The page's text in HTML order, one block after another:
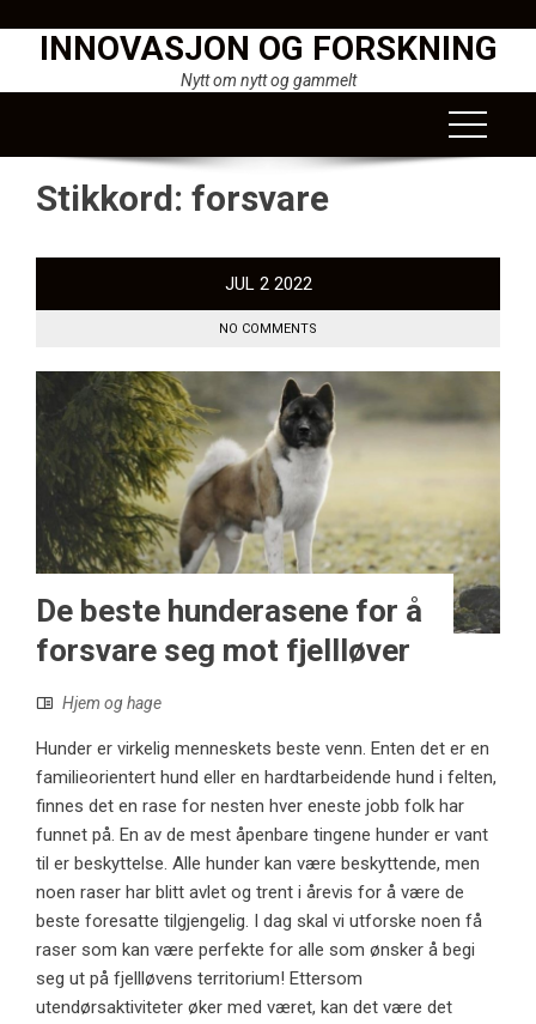
INNOVASJON OG FORSKNING
Nytt om nytt og gammelt
Stikkord: forsvare
JUL 2 2022
NO COMMENTS
De beste hunderasene for å
forsvare seg mot fjellløver
Hjem og hage
Hunder er virkelig menneskets beste venn. Enten det er en
familieorientert hund eller en hardtarbeidende hund i felten,
finnes det en rase for nesten hver eneste jobb folk har
funnet på. En av de mest åpenbare tingene hunder er vant
til er beskyttelse. Alle hunder kan være beskyttende, men
noen raser har blitt avlet og trent i årevis for å være de
beste foresatte tilgjengelig. I dag skal vi utforske noen få
raser som kan være perfekte for alle som ønsker å begi
seg ut på fjellløvens territorium! Ettersom
utendørsaktiviteter øker med været, kan det være det